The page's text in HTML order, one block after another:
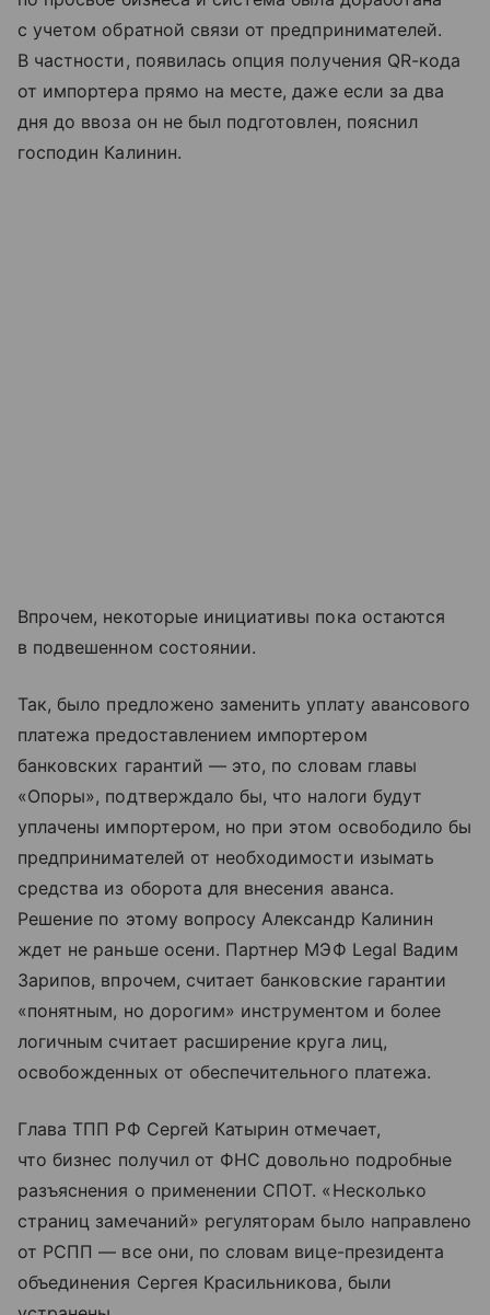
с учетом обратной связи от предпринимателей.
В частности, появилась опция получения QR-кода
от импортера прямо на месте, даже если за два
дня до ввоза он не был подготовлен, пояснил
господин Калинин.
Впрочем, некоторые инициативы пока остаются
в подвешенном состоянии.
Так, было предложено заменить уплату авансового
платежа предоставлением импортером
банковских гарантий — это, по словам главы
«Опоры», подтверждало бы, что налоги будут
уплачены импортером, но при этом освободило бы
предпринимателей от необходимости изымать
средства из оборота для внесения аванса.
Решение по этому вопросу Александр Калинин
ждет не раньше осени. Партнер МЭФ Legal Вадим
Зарипов, впрочем, считает банковские гарантии
«понятным, но дорогим» инструментом и более
логичным считает расширение круга лиц,
освобожденных от обеспечительного платежа.
Глава ТПП РФ Сергей Катырин отмечает,
что бизнес получил от ФНС довольно подробные
разъяснения о применении СПОТ. «Несколько
страниц замечаний» регуляторам было направлено
от РСПП — все они, по словам вице-президента
объединения Сергея Красильникова, были